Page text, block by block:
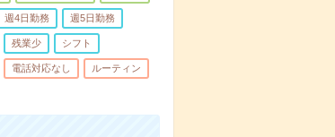
週4日勤務 週5日勤務
残業少 シフト
電話対応なし ルーティン